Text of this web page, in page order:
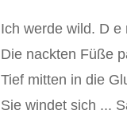
Ich werde wild. D
Die nackten Füße
Tief mitten in die
Sie windet sich ...